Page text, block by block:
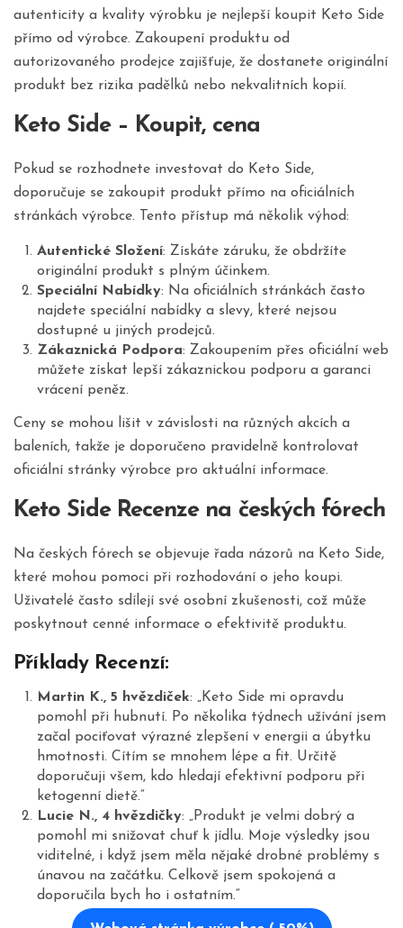
autenticity a kvality výrobku je nejlepší koupit Keto Side
přímo od výrobce. Zakoupení produktu od
autorizovaného prodejce zajišťuje, že dostanete originální
produkt bez rizika padělků nebo nekvalitních kopií.
Keto Side – Koupit, cena
Pokud se rozhodnete investovat do Keto Side,
doporučuje se zakoupit produkt přímo na oficiálních
stránkách výrobce. Tento přístup má několik výhod:
Autentické Složení: Získáte záruku, že obdržíte
originální produkt s plným účinkem.
Speciální Nabídky: Na oficiálních stránkách často
najdete speciální nabídky a slevy, které nejsou
dostupné u jiných prodejců.
Zákaznická Podpora: Zakoupením přes oficiální web
můžete získat lepší zákaznickou podporu a garanci
vrácení peněz.
Ceny se mohou lišit v závislosti na různých akcích a
baleních, takže je doporučeno pravidelně kontrolovat
oficiální stránky výrobce pro aktuální informace.
Keto Side Recenze na českých fórech
Na českých fórech se objevuje řada názorů na Keto Side,
které mohou pomoci při rozhodování o jeho koupi.
Uživatelé často sdílejí své osobní zkušenosti, což může
poskytnout cenné informace o efektivitě produktu.
Příklady Recenzí:
Martin K., 5 hvězdiček: „Keto Side mi opravdu
pomohl při hubnutí. Po několika týdnech užívání jsem
začal pociťovat výrazné zlepšení v energii a úbytku
hmotnosti. Cítím se mnohem lépe a fit. Určitě
doporučuji všem, kdo hledají efektivní podporu při
ketogenní dietě.“
Lucie N., 4 hvězdičky: „Produkt je velmi dobrý a
pomohl mi snižovat chuť k jídlu. Moje výsledky jsou
viditelné, i když jsem měla nějaké drobné problémy s
únavou na začátku. Celkově jsem spokojená a
doporučila bych ho i ostatním.“